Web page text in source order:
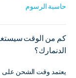
حاسبة الرسوم
كم من الوقت
الدنمارك؟
يعتمد وقت الشحن على